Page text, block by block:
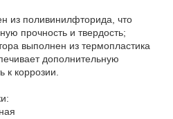
из поливинилфторида, что
прочность и твердость;
выполнен из термопластика
дополнительную
к коррозии.